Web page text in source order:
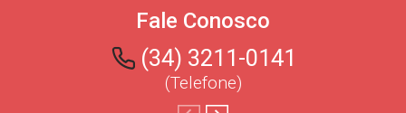
Fale Conosco
(34) 3211-0141
(Telefone)